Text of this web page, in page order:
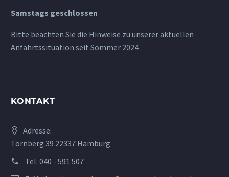
Samstags geschlossen
Bitte beachten Sie die Hinweise zu unserer aktuellen
Anfahrtssituation seit Sommer 2024
KONTAKT
Adresse:
Tornberg 39 22337 Hamburg
Tel: 040 - 591 507